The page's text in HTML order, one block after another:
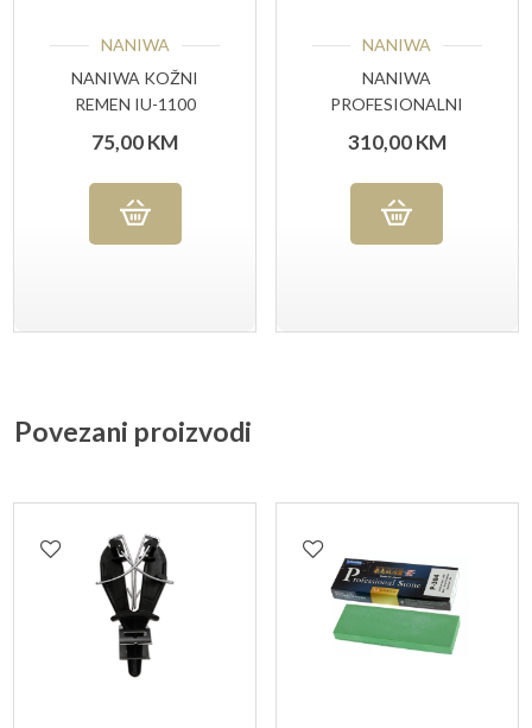
NANIWA
NANIWA KOŽNI
REMEN IU-1100
75,00KM
NANIWA
NANIWA
PROFESIONALNI
GRIT
310,00KM
Povezani proizvodi